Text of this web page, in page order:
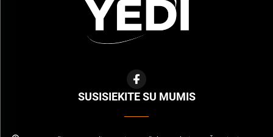
SUSISIEKITE SU MUMIS